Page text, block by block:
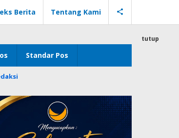
Berita Tentang Kami
Standar Pos
tutup